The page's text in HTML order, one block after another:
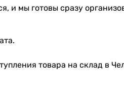
и мы готовы сразу
товара на склад в